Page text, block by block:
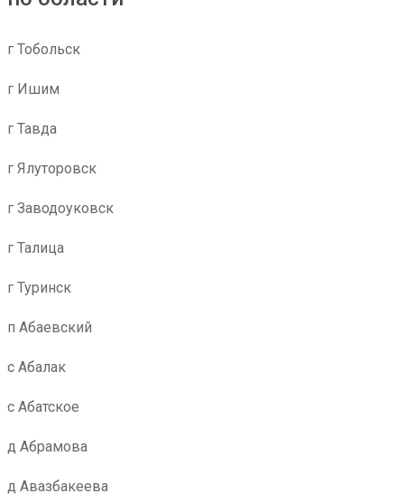
г Тобольск
г Ишим
г Тавда
г Ялуторовск
г Заводоуковск
г Талица
г Туринск
п Абаевский
с Абалак
с Абатское
д Абрамова
д Авазбакеева